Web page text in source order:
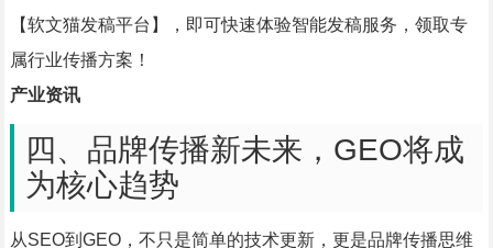
【软文猫发稿平台】，即可快速体验智能发稿服务，领取专
属行业传播方案！
产业资讯
四、品牌传播新未来，GEO将成
为核心趋势
从SEO到GEO，不只是简单的技术更新，更是品牌传播思维